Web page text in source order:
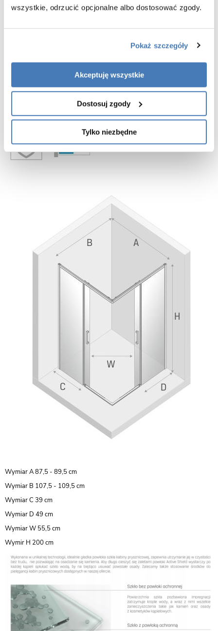
wszystkie, odrzucić opcjonalne albo dostosować zgody.
Pokaż szczegóły
Akceptuję wszystkie
Dostosuj zgody
Tylko niezbędne
Wymiar A 87,5 - 89,5 cm
Wymiar B 107,5 - 109,5 cm
Wymiar C 39 cm
Wymiar D 49 cm
Wymiar W 55,5 cm
Wymir H 200 cm